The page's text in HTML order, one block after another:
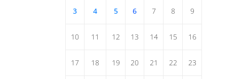
3 4 5 6 7 8 9
10 11 12 13 14 15 16
17 18 19 20 21 22 23